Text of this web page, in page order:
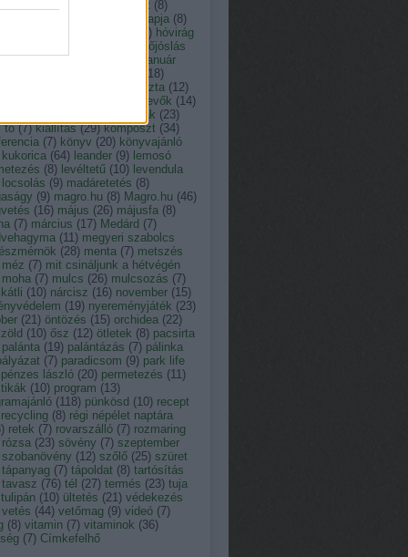
hagymások (8)
halottak napja (8)
) hóvirág
időjóslás
január
18)
káposzta (12)
kártevők (14)
kerti munkák (23)
tó (7) kiállítás (29) komposzt (34)
(7) könyv (20) könyvajánló
kukorica (64) leander (9) lemosó
(8) levéltetű (10) levendula
locsolás (9) madáretetés (8)
(9) magro.hu (8) Magro.hu (46)
(16) május (26) májusfa (8)
(7) március (17) Medárd (7)
(11) megyeri szabolcs
(28) menta (7) metszés
méz (7) mit csináljunk a hétvégén
moha (7) mulcs (26) mulcsozás (7)
(10) nárcisz (16) november (15)
(19) nyereményjáték (23)
(21) öntözés (15) orchidea (22)
(10) ősz (12) ötletek (8) pacsirta
palánta (19) palántázás (7) pálinka
(7) paradicsom (9) park life
pénzes lászló (20) permetezés (11)
(10) program (13)
(118) pünkösd (10) recept
recycling (8) régi népélet naptára
) retek (7) rovarszálló (7) rozmaring
rózsa (23) sövény (7) szeptember
szobanövény (12) szőlő (25) szüret
tápanyag (7) tápoldat (8) tartósítás
tavasz (76) tél (27) termés (23) tuja
tulipán (10) ültetés (21) védekezés
vetés (44) vetőmag (9) videó (7)
(8) vitamin (7) vitaminok (36)
(7) Címkefelhő